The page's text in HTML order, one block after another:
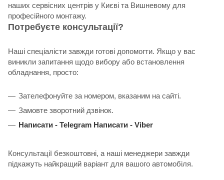
наших сервісних центрів у Києві та Вишневому для
професійного монтажу.
Потребуєте консультації?
Наші спеціалісти завжди готові допомогти. Якщо у вас
виникли запитання щодо вибору або встановлення
обладнання, просто:
Зателефонуйте за номером, вказаним на сайті.
Замовте зворотний дзвінок.
Написати - Telegram Написати - Viber
Консультації безкоштовні, а наші менеджери завжди
підкажуть найкращий варіант для вашого автомобіля.